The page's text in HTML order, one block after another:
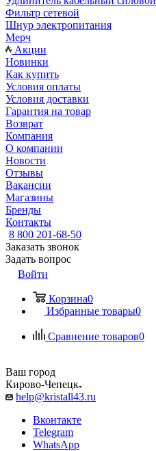
Фильтр сетевой
Шнур электропитания
Мерч
Акции
Новинки
Как купить
Условия оплаты
Условия доставки
Гарантия на товар
Возврат
Компания
О компании
Новости
Отзывы
Вакансии
Магазины
Бренды
Контакты
8 800 201-68-50
Заказать звонок
Задать вопрос
Войти
Корзина0
Избранные товары0
Сравнение товаров0
Ваш город
Кирово-Чепецк
help@kristall43.ru
Вконтакте
Telegram
WhatsApp